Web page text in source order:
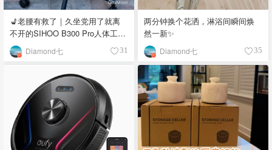
💺老腰有救了｜久坐党用了就离
不开的SIHOO B300 Pro人体工学
椅
Diamond七 31
两分钟换个花洒，淋浴间瞬间焕
然一新✨
Diamond七 35